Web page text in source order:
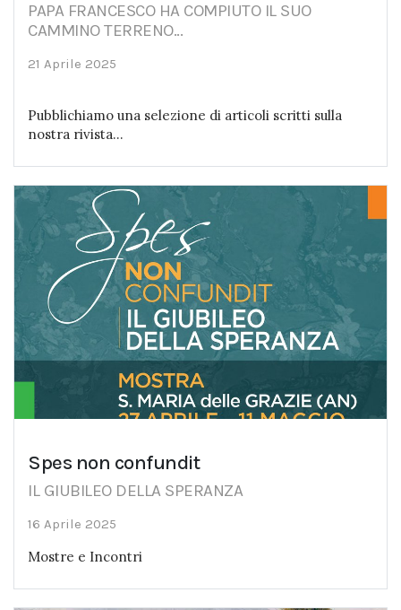
PAPA FRANCESCO HA COMPIUTO IL SUO
CAMMINO TERRENO...
21 Aprile 2025
Pubblichiamo una selezione di articoli scritti sulla
nostra rivista...
Spes non confundit
IL GIUBILEO DELLA SPERANZA
16 Aprile 2025
Mostre e Incontri